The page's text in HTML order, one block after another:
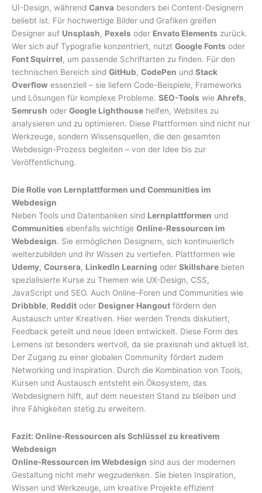
UI-Design, während Canva besonders bei Content-Designern
beliebt ist. Für hochwertige Bilder und Grafiken greifen
Designer auf Unsplash, Pexels oder Envato Elements zurück.
Wer sich auf Typografie konzentriert, nutzt Google Fonts oder
Font Squirrel, um passende Schriftarten zu finden. Für den
technischen Bereich sind GitHub, CodePen und Stack
Overflow essenziell – sie liefern Code-Beispiele, Frameworks
und Lösungen für komplexe Probleme. SEO-Tools wie Ahrefs,
Semrush oder Google Lighthouse helfen, Websites zu
analysieren und zu optimieren. Diese Plattformen sind nicht nur
Werkzeuge, sondern Wissensquellen, die den gesamten
Webdesign-Prozess begleiten – von der Idee bis zur
Veröffentlichung.
Die Rolle von Lernplattformen und Communities im
Webdesign
Neben Tools und Datenbanken sind Lernplattformen und
Communities ebenfalls wichtige Online-Ressourcen im
Webdesign. Sie ermöglichen Designern, sich kontinuierlich
weiterzubilden und ihr Wissen zu vertiefen. Plattformen wie
Udemy, Coursera, LinkedIn Learning oder Skillshare bieten
spezialisierte Kurse zu Themen wie UX-Design, CSS,
JavaScript und SEO. Auch Online-Foren und Communities wie
Dribbble, Reddit oder Designer Hangout fördern den
Austausch unter Kreativen. Hier werden Trends diskutiert,
Feedback geteilt und neue Ideen entwickelt. Diese Form des
Lernens ist besonders wertvoll, da sie praxisnah und aktuell ist.
Der Zugang zu einer globalen Community fördert zudem
Networking und Inspiration. Durch die Kombination von Tools,
Kursen und Austausch entsteht ein Ökosystem, das
Webdesignern hilft, auf dem neuesten Stand zu bleiben und
ihre Fähigkeiten stetig zu erweitern.
Fazit: Online-Ressourcen als Schlüssel zu kreativem
Webdesign
Online-Ressourcen im Webdesign sind aus der modernen
Gestaltung nicht mehr wegzudenken. Sie bieten Inspiration,
Wissen und Werkzeuge, um kreative Projekte effizient